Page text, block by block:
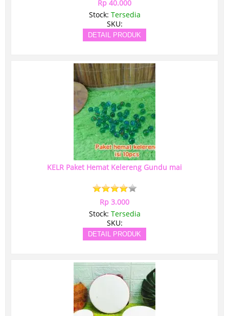
Rp 40.000
Stock: Tersedia
SKU:
DETAIL PRODUK
KELR Paket Hemat Kelereng Gundu mai
Rp 3.000
Stock: Tersedia
SKU:
DETAIL PRODUK